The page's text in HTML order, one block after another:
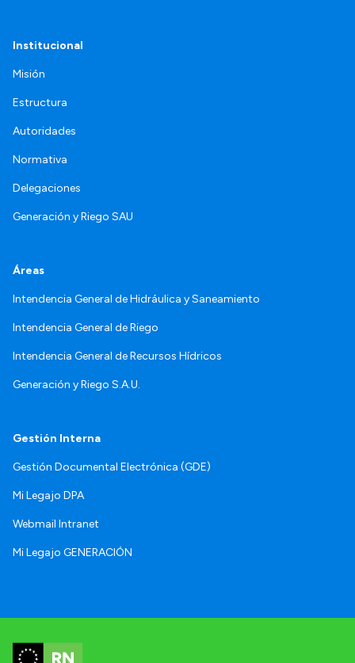
Institucional
Misión
Estructura
Autoridades
Normativa
Delegaciones
Generación y Riego SAU
Áreas
Intendencia General de Hidráulica y Saneamiento
Intendencia General de Riego
Intendencia General de Recursos Hídricos
Generación y Riego S.A.U.
Gestión Interna
Gestión Documental Electrónica (GDE)
Mi Legajo DPA
Webmail Intranet
Mi Legajo GENERACIÓN